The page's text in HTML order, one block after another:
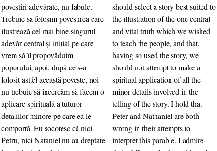
povestiri adevărate, nu fabule.
Trebuie să folosim povestirea care
ilustrează cel mai bine singurul
adevăr central şi iniţial pe care
vrem să îl propovăduim
poporului; apoi, după ce s-a
folosit astfel această poveste, noi
nu trebuie să încercăm să facem o
aplicare spirituală a tuturor
detaliilor minore pe care ea le
comportă. Eu socotesc că nici
Petru, nici Nataniel nu au dreptate
should select a story best suited to
the illustration of the one central
and vital truth which we wished
to teach the people, and that,
having so used the story, we
should not attempt to make a
spiritual application of all the
minor details involved in the
telling of the story. I hold that
Peter and Nathaniel are both
wrong in their attempts to
interpret this parable. I admire